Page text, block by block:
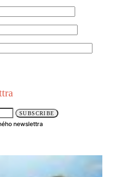
SUBSCRIBE
newslettra